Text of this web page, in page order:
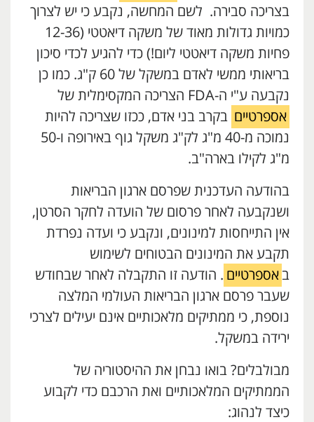
בצריכה סבירה. לשם המחשה, נקבע כי יש לצרוך
כמויות גדולות מאוד של משקה דיאטטי (12-36
פחיות משקה דיאטטי ליום!) כדי להגיע לכדי סיכון
בריאותי ממשי לאדם במשקל של 60 ק"ג. כמו כן
נקבעה ע"י ה-FDA הצריכה המקסימלית של
אספרטיים בקרב בני אדם, ככזו שצריכה להיות
נמוכה מ-40 מ"ג לק"ג משקל גוף באירופה ו-50
מ"ג לקילו בארה"ב.
בהודעה העדכנית שפרסם ארגון הבריאות
ושנקבעה לאחר פרסום של הועדה לחקר הסרטן,
אין התייחסות למינונים, ונקבע כי ועדה נפרדת
תקבע את המינונים הבטוחים לשימוש
ב אספרטיים . הודעה זו התקבלה לאחר שבחודש
שעבר פרסם ארגון הבריאות העולמי המלצה
נוספת, כי ממתיקים מלאכותיים אינם יעילים לצרכי
ירידה במשקל.
מבולבלים? בואו נבחן את ההיסטוריה של
הממתיקים המלאכותיים ואת הרכבם כדי לקבוע
כיצד לנהוג: